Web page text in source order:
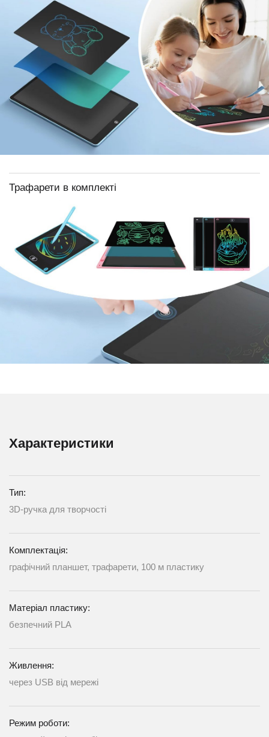
Трафарети в комплекті
Характеристики
Тип:
3D-ручка для творчості
Комплектація:
графічний планшет, трафарети, 100 м пластику
Матеріал пластику:
безпечний PLA
Живлення:
через USB від мережі
Режим роботи: